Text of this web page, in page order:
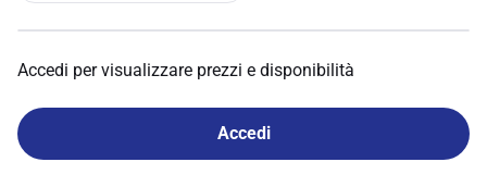
Accedi per visualizzare prezzi e disponibilità
Accedi